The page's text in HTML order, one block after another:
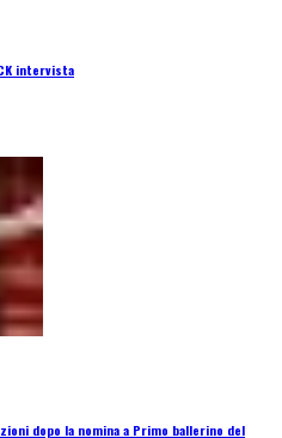
intervista
dopo la nomina a Primo ballerino del